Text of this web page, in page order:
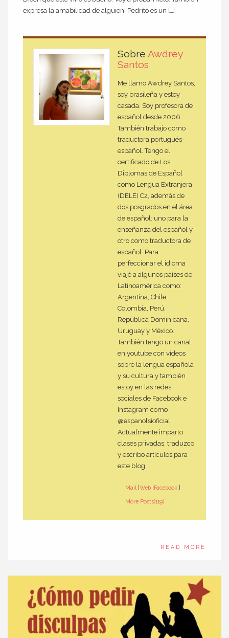
expresa la amabilidad de alguien: Pedrito es un […]
Sobre Awdrey
Santos
Me llamo Awdrey Santos,
soy brasileña y estoy
casada. Soy profesora de
español desde 2006.
También trabajo como
traductora portugués-
español. Tengo el
certificado de Los
Diplomas de Español
como Lengua Extranjera
(DELE) C2, además de
dos posgrados en el área
de español: uno para la
enseñanza del español y
otro como traductora de
español. Para
perfeccionar el idioma
viajé a algunos países de
Latinoamérica como:
Argentina, Chile,
Colombia, Perú,
República Dominicana,
Uruguay y México.
También tengo un canal
en youtube con vídeos
sobre la lengua española
y su cultura y también
estoy en las redes
sociales de Facebook e
Instagram como
@espanolsioficial.
Actualmente imparto
clases privadas, traduzco
y escribo artículos para
este blog.
Mail Web Facebook
More Posts(119)
READ MORE